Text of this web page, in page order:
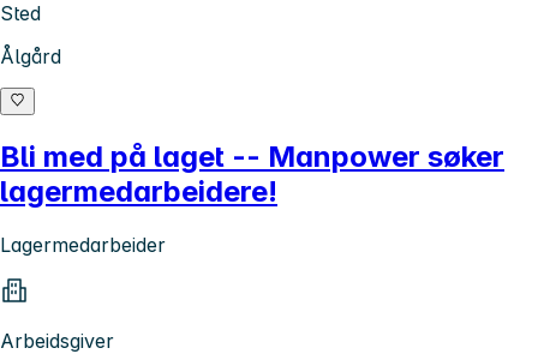
Sted
Ålgård
Bli med på laget -- Manpower søker
lagermedarbeidere!
Lagermedarbeider
Arbeidsgiver